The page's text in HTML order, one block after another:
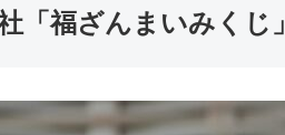
「福ざんまいみくじ」